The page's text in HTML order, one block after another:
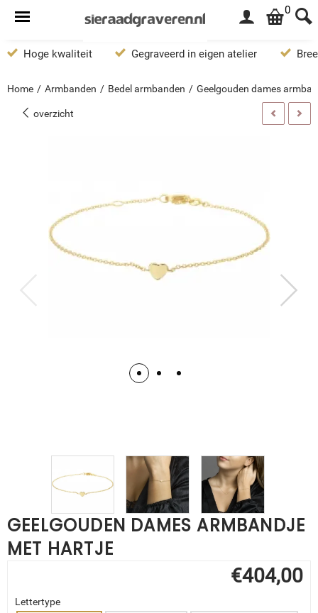
0
Hoge kwaliteit Gegraveerd in eigen atelier
Home / Armbanden / Bedel armbanden / Geelgouden dames
overzicht
GEELGOUDEN DAMES ARMBANDJE
MET HARTJE
€404,00
Lettertype